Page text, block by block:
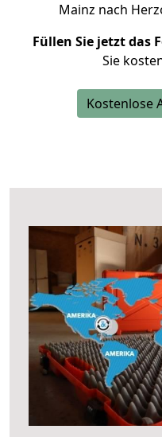
Mainz nach
Füllen Sie jetzt das
Sie
Kostenlose